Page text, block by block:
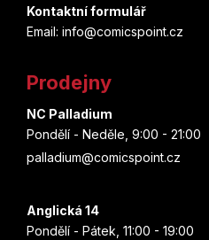
Kontaktní formulář
Email: info@comicspoint.cz
Prodejny
NC Palladium
Pondělí - Neděle, 9:00 - 21:00
palladium@comicspoint.cz
Anglická 14
Pondělí - Pátek, 11:00 - 19:00